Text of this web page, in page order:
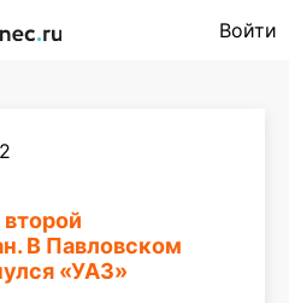
Войти
В Павловском
«УАЗ»